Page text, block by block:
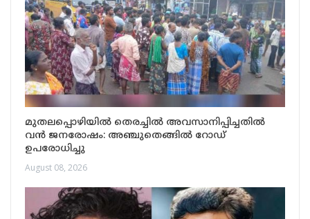
മുതലപ്പൊഴിയിൽ തെരച്ചിൽ അവസാനിപ്പിച്ചതിൽ
വൻ ജനരോഷം: അഞ്ചുതെങ്ങിൽ റോഡ്
ഉപരോധിച്ചു
August 08, 2026